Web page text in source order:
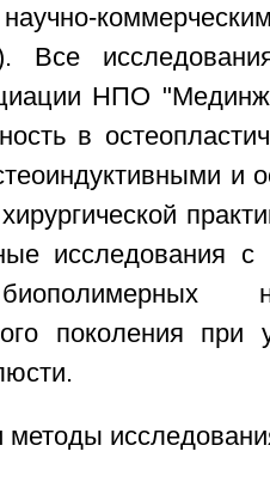
Все
НПО
в
и
исследования
поколения при